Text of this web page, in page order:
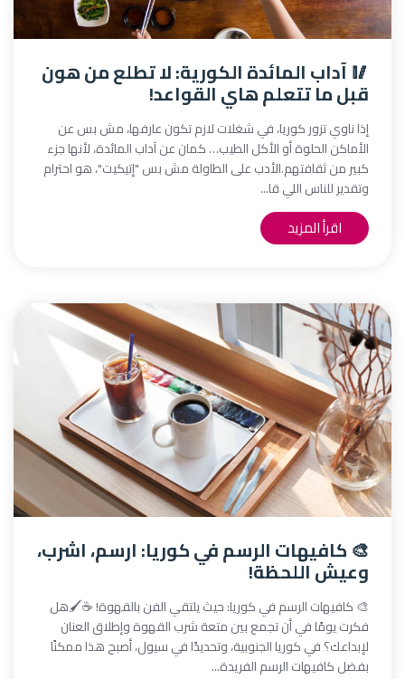
🥢 آداب المائدة الكورية: لا تطلع من هون
قبل ما تتعلم هاي القواعد!
إذا ناوي تزور كوريا، في شغلات لازم تكون عارفها، مش بس عن
الأماكن الحلوة أو الأكل الطيب… كمان عن آداب المائدة، لأنها جزء
كبير من ثقافتهم.الأدب على الطاولة مش بس "إتيكيت"، هو احترام
وتقدير للناس اللي قا...
اقرأ المزيد
🎨 كافيهات الرسم في كوريا: ارسم، اشرب،
وعيش اللحظة!
🎨 كافيهات الرسم في كوريا: حيث يلتقي الفن بالقهوة! ☕🖌️هل
فكرت يومًا في أن تجمع بين متعة شرب القهوة وإطلاق العنان
لإبداعك؟ في كوريا الجنوبية، وتحديدًا في سيول، أصبح هذا ممكنًا
بفضل كافيهات الرسم الفريدة...